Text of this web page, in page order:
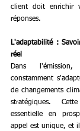
client doit enrichir
réponses.
L'adaptabilité :
réel
Dans
constamment
de changements
stratégiques.
essentielle en
appel est unique, et